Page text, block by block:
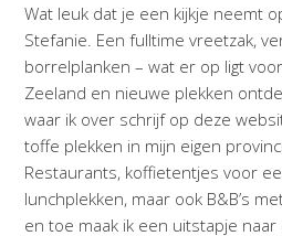
Wat leuk dat je een kijkje neemt
Stefanie. Een fulltime vreetzak,
borrelplanken – wat er op ligt
Zeeland en nieuwe plekken
waar ik over schrijf op deze
toffe plekken in mijn eigen
Restaurants, koffietentjes voor
lunchplekken, maar ook B&B’s
en toe maak ik een uitstapje